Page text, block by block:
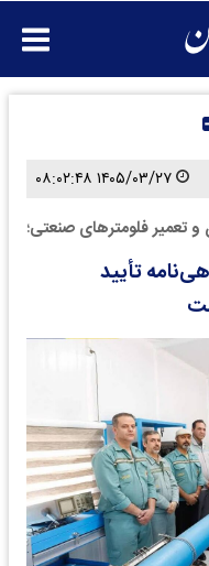
و تعمیر فلومترهای صنعتی؛
تأیید